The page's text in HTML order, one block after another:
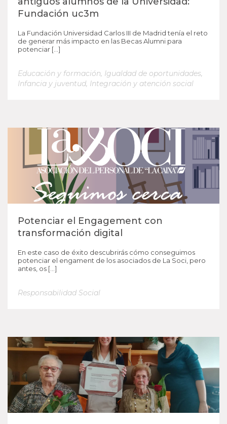
Fundación uc3m
La Fundación Universidad Carlos III de Madrid tenía el reto
de generar más impacto en las Becas Alumni para
potenciar […]
Educación y formación, Igualdad de oportunidades,
Infancia y juventud, Integración y atención social
Potenciar el Engagement con
transformación digital
En este caso de éxito descubrirás cómo conseguimos
potenciar el engament de los asociados de La Soci, pero
antes, os […]
Responsabilidad Social